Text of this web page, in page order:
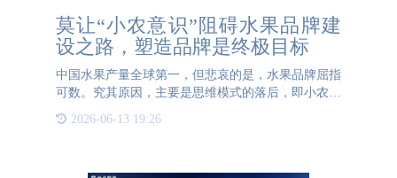
莫让“小农意识”阻碍水果品牌建
设之路，塑造品牌是终极目标
中国水果产量全球第一，但悲哀的是，水果品牌屈指
可数。究其原因，主要是思维模式的落后，即小农意
品牌建设的投入意识和等待意识却相反，非常急功近
2026-06-13 19:26